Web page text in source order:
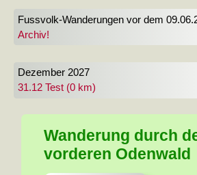
Fussvolk-Wanderungen vor dem
Archiv!
Dezember 2027
31.12 Test (0 km)
Wanderung durch
vorderen Odenwald